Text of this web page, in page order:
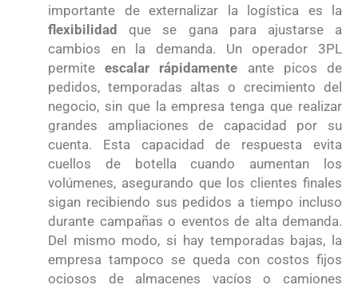
importante de externalizar la logística es la
flexibilidad
que se gana para ajustarse a
cambios en la demanda. Un operador 3PL
permiteescalar rápidamente ante picos de
pedidos, temporadas altas o crecimiento del
negocio, sin que la empresa tenga que realizar
grandes ampliaciones de capacidad por su
cuenta. Esta capacidad de respuesta evita
cuellos de botella cuando aumentan los
volúmenes, asegurando que los clientes finales
sigan recibiendo sus pedidos a tiempo incluso
durante campañas o eventos de alta demanda.
Del mismo modo, si hay temporadas bajas, la
empresa tampoco se queda con costos fijos
ociosos de almacenes vacíos o camiones